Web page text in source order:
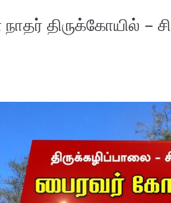
திருக்கோயில் –